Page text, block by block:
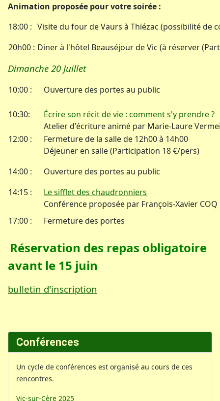
Animation proposée pour votre soirée :
18:00 : Visite du four de Vaurs à Thiézac (possibilité de
20h00 : Diner à l'hôtel Beauséjour de Vic (à réserver
Dimanche 20 Juillet
10:00 : Ouverture des portes au public
10:30:
Écrire son récit de vie : comment s'y prendre ?
Atelier d'écriture animé par Marie-Laure
12:00 :
Fermeture de la salle de 12h00 à 14h00
Déjeuner en salle (Participation 18 €/pers)
14:00 :
Ouverture des portes au public
14:15 :
Le sifflet des chaudronniers
Conférence proposée par François-Xavier COQ
17:00 :
Fermeture des portes
Réservation des repas obligatoire
avant le 15 juin
bulletin d'inscription
Conférences
Un cycle de conférences est organisé au cours de ces
rencontres.
Vic-sur-Cère 2025